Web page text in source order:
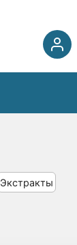
Экстракты